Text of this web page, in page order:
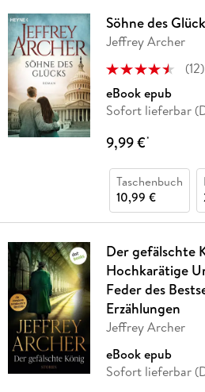
Söhne des
Jeffrey Archer
(12)
eBook epub
Sofort lieferbar
9,99 €*
Taschenbuch
10,99 €
Der gefälschte
Hochkarätige
Feder des
Erzählungen
Jeffrey Archer
eBook epub
Sofort lieferbar